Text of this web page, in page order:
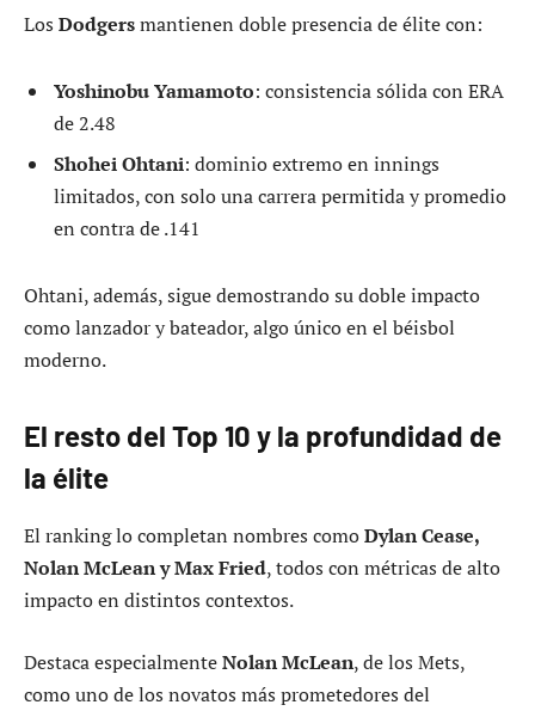
Los Dodgersmantienen doble presencia de élite con:
Yoshinobu Yamamoto: consistencia sólida con ERA
de 2.48
Shohei Ohtani: dominio extremo en innings
limitados, con solo una carrera permitida y promedio
en contra de .141
Ohtani, además, sigue demostrando su doble impacto
como lanzador y bateador, algo único en el béisbol
moderno.
El resto del Top 10 y la profundidad de
la élite
El ranking lo completan nombres comoDylan Cease,
Nolan McLean y Max Fried, todos con métricas de alto
impacto en distintos contextos.
Destaca especialmenteNolan McLean, de los Mets,
como uno de los novatos más prometedores del